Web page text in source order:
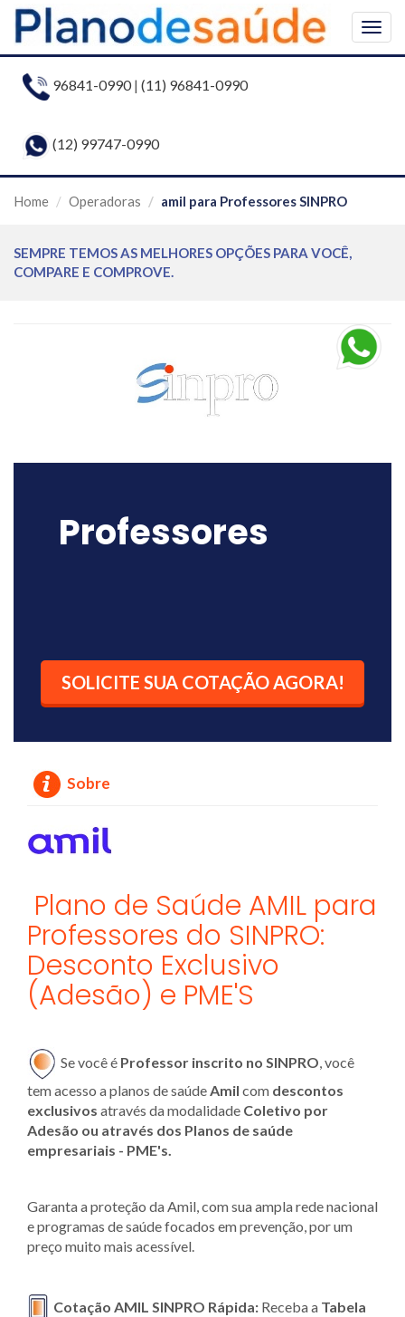
96841-0990| (11) 96841-0990
(12) 99747-0990
Home Operadoras amil para Professores SINPRO
SEMPRE TEMOS AS MELHORES OPÇÕES PARA VOCÊ,
COMPARE E COMPROVE.
Professores
SOLICITE SUA COTAÇÃO AGORA!
Sobre
Plano de Saúde AMIL para
Professores do SINPRO:
Desconto Exclusivo
(Adesão) e PME'S
Se você é Professor inscrito no SINPRO, você
tem acesso a planos de saúdeAmil com descontos
exclusivos através da modalidade Coletivo por
Adesão ou através dos Planos de saúde
empresariais - PME's.
Garanta a proteção da Amil, com sua ampla rede nacional
e programas de saúde focados em prevenção, por um
preço muito mais acessível.
Cotação AMIL SINPRO Rápida: Receba a Tabela